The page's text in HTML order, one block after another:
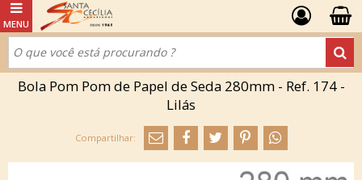
Bola Pom Pom de Papel de Seda 280mm - Ref. 174 -
Lilás